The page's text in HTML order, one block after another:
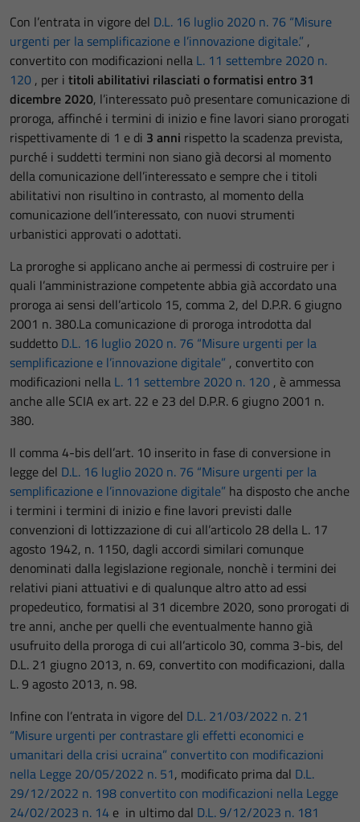
Con l’entrata in vigore del D.L. 16 luglio 2020 n. 76 “Misure
urgenti per la semplificazione e l’innovazione digitale.” ,
convertito con modificazioni nella L. 11 settembre 2020 n.
120 , per i titoli abilitativi rilasciati o formatisi entro 31
dicembre 2020, l’interessato può presentare comunicazione di
proroga, affinché i termini di inizio e fine lavori siano prorogati
rispettivamente di 1 e di 3 anni rispetto la scadenza prevista,
purché i suddetti termini non siano già decorsi al momento
della comunicazione dell’interessato e sempre che i titoli
abilitativi non risultino in contrasto, al momento della
comunicazione dell’interessato, con nuovi strumenti
urbanistici approvati o adottati.
La proroghe si applicano anche ai permessi di costruire per i
quali l’amministrazione competente abbia già accordato una
proroga ai sensi dell’articolo 15, comma 2, del D.P.R. 6 giugno
2001 n. 380.La comunicazione di proroga introdotta dal
suddetto D.L. 16 luglio 2020 n. 76 “Misure urgenti per la
semplificazione e l’innovazione digitale” , convertito con
modificazioni nella L. 11 settembre 2020 n. 120 , è ammessa
anche alle SCIA ex art. 22 e 23 del D.P.R. 6 giugno 2001 n.
380.
Il comma 4-bis dell’art. 10 inserito in fase di conversione in
legge del D.L. 16 luglio 2020 n. 76 “Misure urgenti per la
semplificazione e l’innovazione digitale” ha disposto che anche
i termini i termini di inizio e fine lavori previsti dalle
convenzioni di lottizzazione di cui all’articolo 28 della L. 17
agosto 1942, n. 1150, dagli accordi similari comunque
denominati dalla legislazione regionale, nonchè i termini dei
relativi piani attuativi e di qualunque altro atto ad essi
propedeutico, formatisi al 31 dicembre 2020, sono prorogati di
tre anni, anche per quelli che eventualmente hanno già
usufruito della proroga di cui all’articolo 30, comma 3-bis, del
D.L. 21 giugno 2013, n. 69, convertito con modificazioni, dalla
L. 9 agosto 2013, n. 98.
Infine con l’entrata in vigore del D.L. 21/03/2022 n. 21
“Misure urgenti per contrastare gli effetti economici e
umanitari della crisi ucraina” convertito con modificazioni
nella Legge 20/05/2022 n. 51, modificato prima dal D.L.
29/12/2022 n. 198 convertito con modificazioni nella Legge
24/02/2023 n. 14 e in ultimo dal D.L. 9/12/2023 n. 181